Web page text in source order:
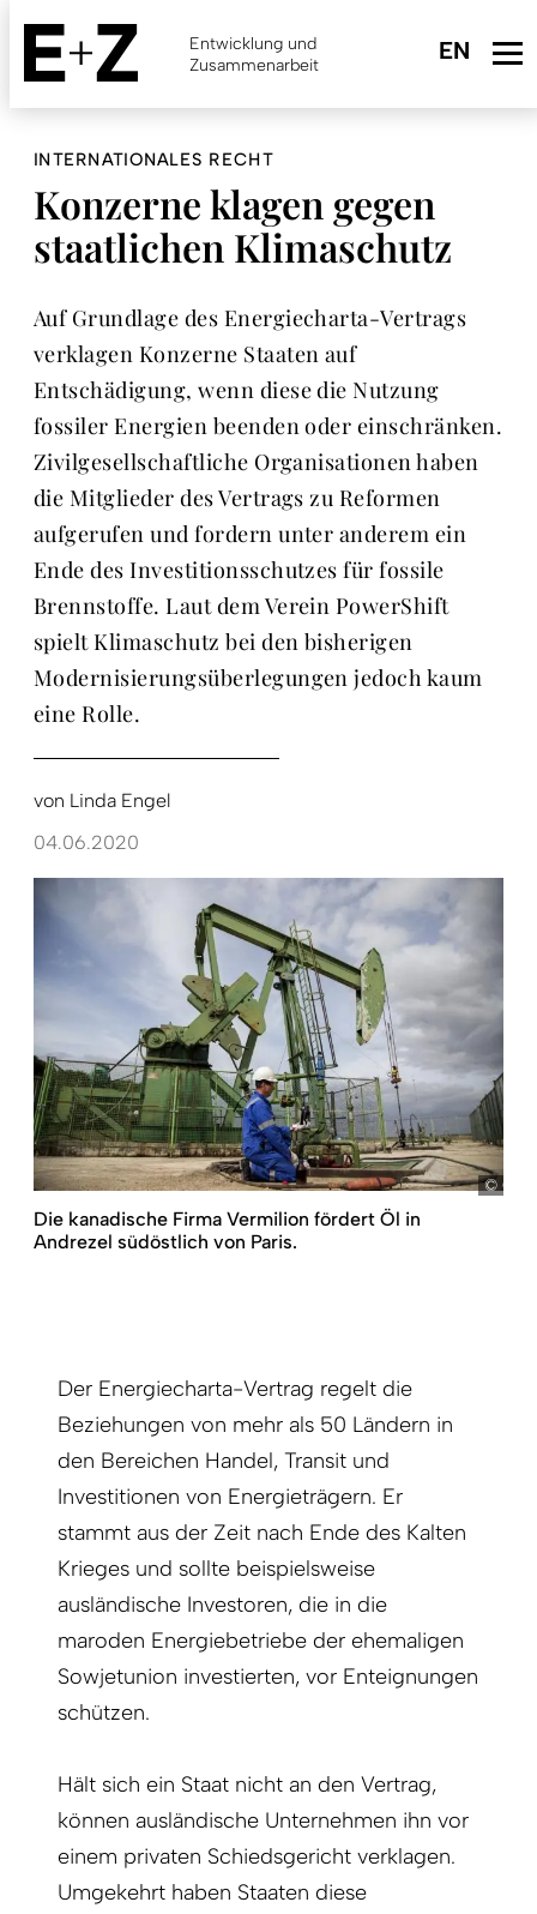
Skip
main
content
Entwicklung und
Zusammenarbeit
INTERNATIONALES RECHT
Konzerne klagen gegen
staatlichen Klimaschutz
Auf Grundlage des Energiecharta-Vertrags
verklagen Konzerne Staaten auf
Entschädigung, wenn diese die Nutzung
fossiler Energien beenden oder einschränken.
Zivilgesellschaftliche Organisationen haben
die Mitglieder des Vertrags zu Reformen
aufgerufen und fordern unter anderem ein
Ende des Investitionsschutzes für fossile
Brennstoffe. Laut dem Verein PowerShift
spielt Klimaschutz bei den bisherigen
Modernisierungsüberlegungen jedoch kaum
eine Rolle.
von Linda Engel
04.06.2020
Die kanadische Firma Vermilion fördert Öl in
Andrezel südöstlich von Paris.
Der Energiecharta-Vertrag regelt die
Beziehungen von mehr als 50 Ländern in
den Bereichen Handel, Transit und
Investitionen von Energieträgern. Er
stammt aus der Zeit nach Ende des Kalten
Krieges und sollte beispielsweise
ausländische Investoren, die in die
maroden Energiebetriebe der ehemaligen
Sowjetunion investierten, vor Enteignungen
schützen.
Hält sich ein Staat nicht an den Vertrag,
können ausländische Unternehmen ihn vor
einem privaten Schiedsgericht verklagen.
Umgekehrt haben Staaten diese